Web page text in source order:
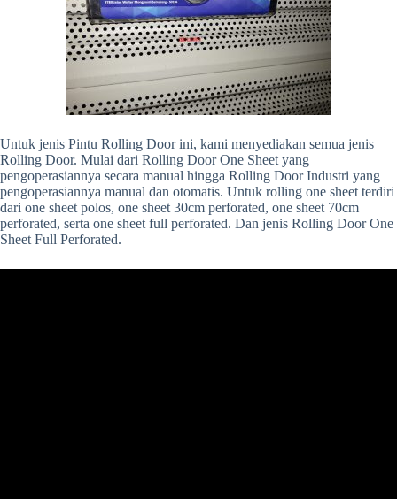
Untuk jenis Pintu Rolling Door ini, kami menyediakan semua jenis
Rolling Door. Mulai dari Rolling Door One Sheet yang
pengoperasiannya secara manual hingga Rolling Door Industri yang
pengoperasiannya manual dan otomatis. Untuk rolling one sheet terdiri
dari one sheet polos, one sheet 30cm perforated, one sheet 70cm
perforated, serta one sheet full perforated. Dan jenis Rolling Door One
Sheet Full Perforated.